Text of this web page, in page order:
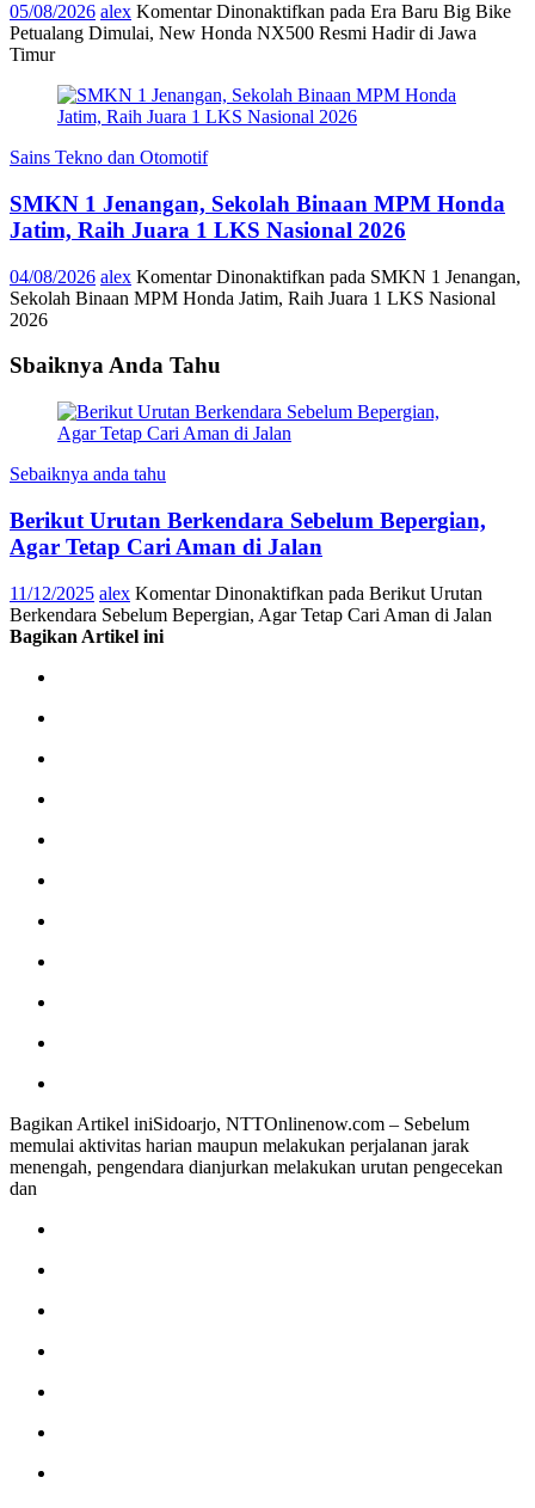
05/08/2026 alex Komentar Dinonaktifkan pada Era Baru Big Bike
Petualang Dimulai, New Honda NX500 Resmi Hadir di Jawa
Timur
Sains Tekno dan Otomotif
SMKN 1 Jenangan, Sekolah Binaan MPM Honda
Jatim, Raih Juara 1 LKS Nasional 2026
04/08/2026 alex Komentar Dinonaktifkan pada SMKN 1 Jenangan,
Sekolah Binaan MPM Honda Jatim, Raih Juara 1 LKS Nasional
2026
Sbaiknya Anda Tahu
Sebaiknya anda tahu
Berikut Urutan Berkendara Sebelum Bepergian,
Agar Tetap Cari Aman di Jalan
11/12/2025 alex Komentar Dinonaktifkan pada Berikut Urutan
Berkendara Sebelum Bepergian, Agar Tetap Cari Aman di Jalan
Bagikan Artikel ini
Bagikan Artikel iniSidoarjo, NTTOnlinenow.com – Sebelum
memulai aktivitas harian maupun melakukan perjalanan jarak
menengah, pengendara dianjurkan melakukan urutan pengecekan
dan